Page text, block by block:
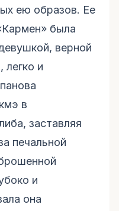
ею образов. Ее
была
верной
легко и
в
заставляя
печальной
и
она